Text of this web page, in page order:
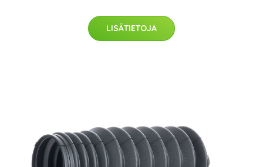
LISÄTIETOJA